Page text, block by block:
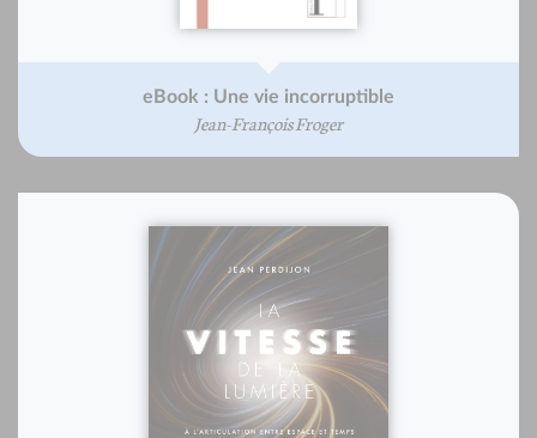
eBook : Une vie incorruptible
Jean-François Froger